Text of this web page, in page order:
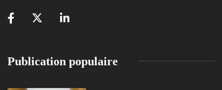
Publication populaire